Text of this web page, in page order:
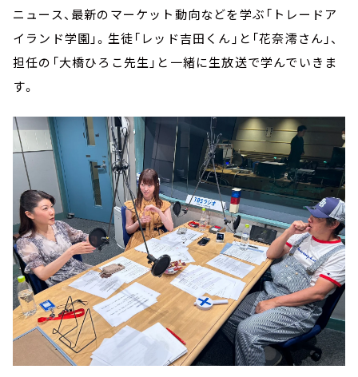
ニュース、最新のマーケット動向などを学ぶ「トレードア
イランド学園」。生徒「レッド吉田くん」と「花奈澪さん」、
担任の「大橋ひろこ先生」と一緒に生放送で学んでいきま
す。